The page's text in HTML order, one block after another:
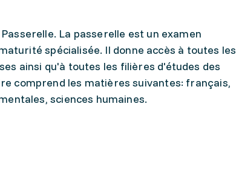
La passerelle est un examen
spécialisée. Il donne accès à toutes les
ainsi qu'à toutes les filières d'études des
comprend les matières suivantes: français,
sciences humaines.